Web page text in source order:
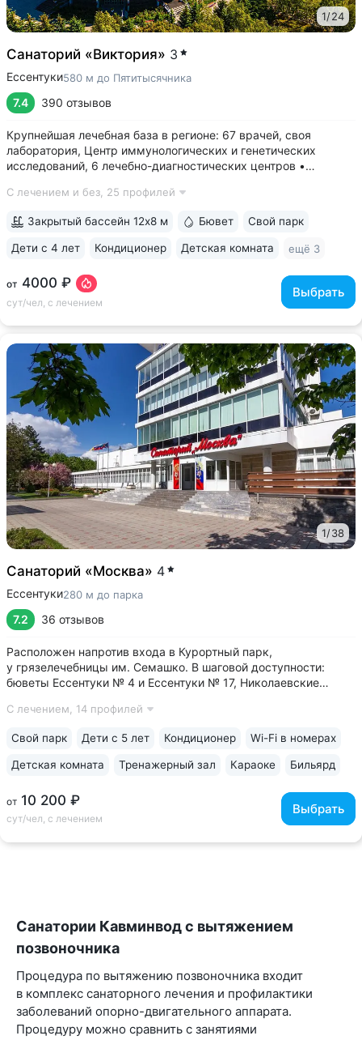
1/24
Санаторий «Виктория» 3
Ессентуки580 м до Пятитысячника
7.4 390 отзывов
Крупнейшая лечебная база в регионе: 67 врачей, своя
лаборатория, Центр иммунологических и генетических
исследований, 6 лечебно-диагностических центров •
Ессентуков. 18 минут прогулки до Грязелечебницы им.
С лечением и без, 25 профилей
от 4000 ₽
сут/чел, с лечением
Выбрать
Закрытый бассейн 12х8 м Бювет Свой парк
Дети с 4 лет Кондиционер Детская комната ещё 3
1/38
Санаторий «Москва» 4
Ессентуки280 м до парка
7.2 36 отзывов
Расположен напротив входа в Курортный парк,
у грязелечебницы им. Семашко. В шаговой доступности:
бюветы Ессентуки № 4 и Ессентуки № 17, Николаевские
администрации президента РФ — высокие стандарты
С лечением, 14 профилей
от 10 200 ₽
сут/чел, с лечением
Выбрать
Свой парк Дети с 5 лет Кондиционер Wi-Fi в номерах
Детская комната Тренажерный зал Караоке Бильярд
Санатории Кавминвод с вытяжением
позвоночника
Процедура по вытяжению позвоночника входит
в комплекс санаторного лечения и профилактики
заболеваний опорно-двигательного аппарата.
Процедуру можно сравнить с занятиями